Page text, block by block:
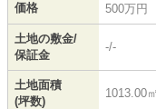
価格 500万円
土地の敷金/
保証金
-/-
土地面積
(坪数)
1013.00